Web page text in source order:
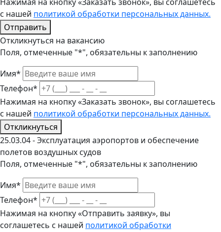
с нашей политикой обработки персональных данных.
Отправить
Откликнуться на вакансию
Поля, отмеченные "*", обязательны к заполнению
Имя*
Телефон*
Нажимая на кнопку «Заказать звонок», вы соглашетесь
с нашей политикой обработки персональных данных.
Откликнуться
25.03.04 - Эксплуатация аэропортов и обеспечение
полетов воздушных судов
Поля, отмеченные "*", обязательны к заполнению
Имя*
Телефон*
Нажимая на кнопку «Отправить заявку», вы
соглашетесь с нашей политикой обработки